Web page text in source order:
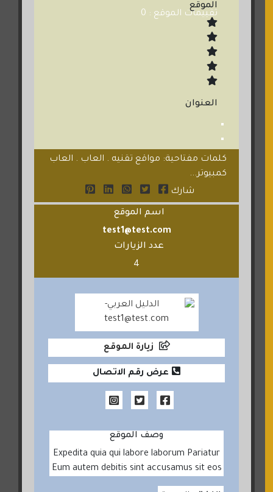
تقييمات الموقع : 0
الموقع
العنوان
كلمات مفتاحية: مواقع تقنيه . العاب . العاب
كمبيوتر...
شارك
اسم الموقع
test1@test.com
عدد الزيارات
4
زيارة الموقع
عرض رقم الاتصال
وصف الموقع
Expedita quia qui labore laborum Pariatur
Eum autem debitis sint accusamus sit eos